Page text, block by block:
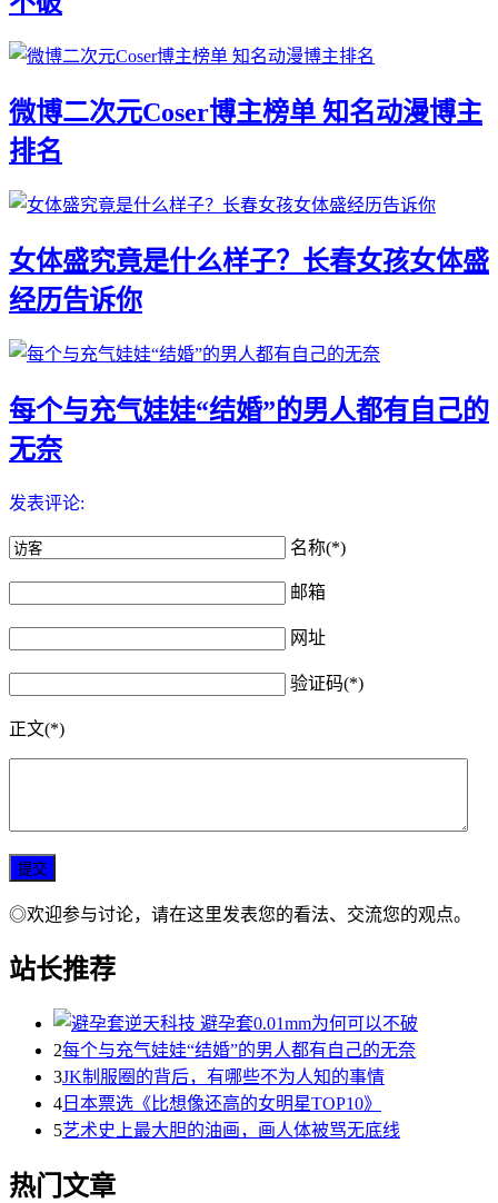
微博二次元Coser博主榜单 知名动漫博主
排名
女体盛究竟是什么样子？长春女孩女体盛
经历告诉你
每个与充气娃娃“结婚”的男人都有自己的
无奈
发表评论:
名称(*)
邮箱
网址
验证码(*)
正文(*)
◎欢迎参与讨论，请在这里发表您的看法、交流您的观点。
站长推荐
2每个与充气娃娃“结婚”的男人都有自己的无奈
3JK制服圈的背后，有哪些不为人知的事情
4 日本票选《比想像还高的女明星TOP10》
5艺术史上最大胆的油画，画人体被骂无底线
热门文章